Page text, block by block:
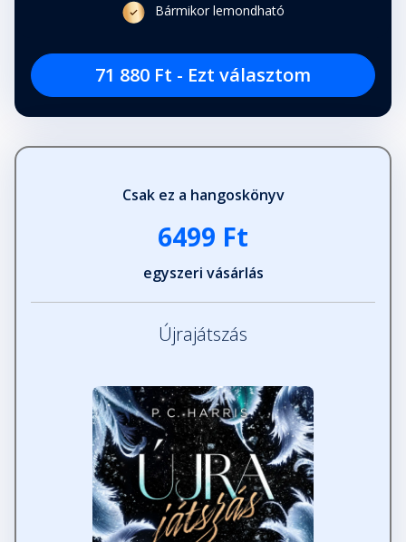
Bármikor lemondható
71 880 Ft - Ezt választom
Csak ez a hangoskönyv
6499 Ft
egyszeri vásárlás
Újrajátszás